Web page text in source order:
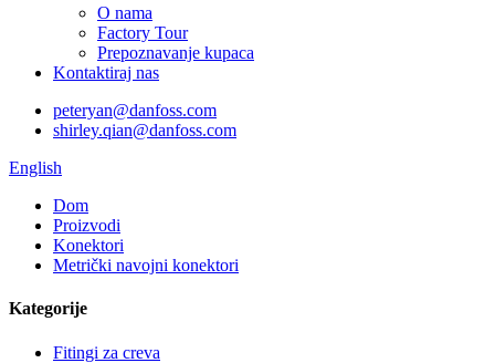
O nama
Factory Tour
Prepoznavanje kupaca
Kontaktiraj nas
peteryan@danfoss.com
shirley.qian@danfoss.com
English
Dom
Proizvodi
Konektori
Metrički navojni konektori
Kategorije
Fitingi za creva